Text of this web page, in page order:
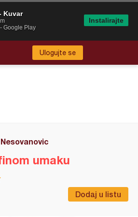
Ulogujte se
Dodaj u listu
umaku
Kuvar
Google Play
Instalirajte